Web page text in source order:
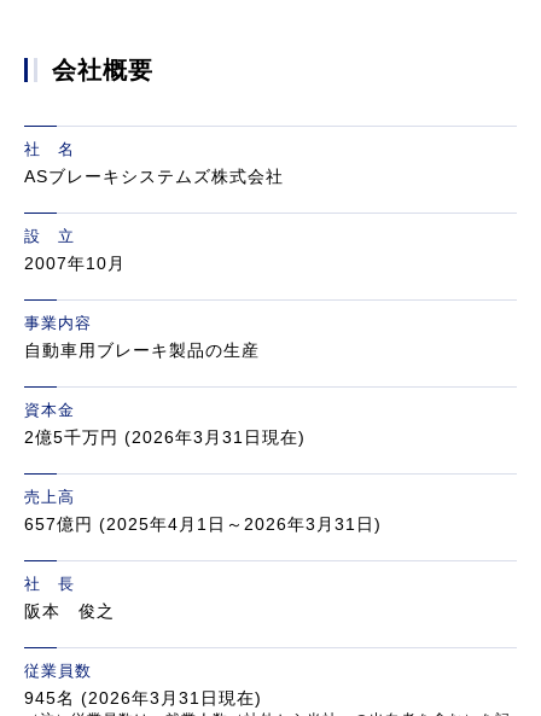
会社概要
社 名
ASブレーキシステムズ株式会社
設 立
2007年10月
事業内容
自動車用ブレーキ製品の生産
資本金
2億5千万円 (2026年3月31日現在)
売上高
657億円 (2025年4月1日～2026年3月31日)
社 長
阪本 俊之
従業員数
945名 (2026年3月31日現在)